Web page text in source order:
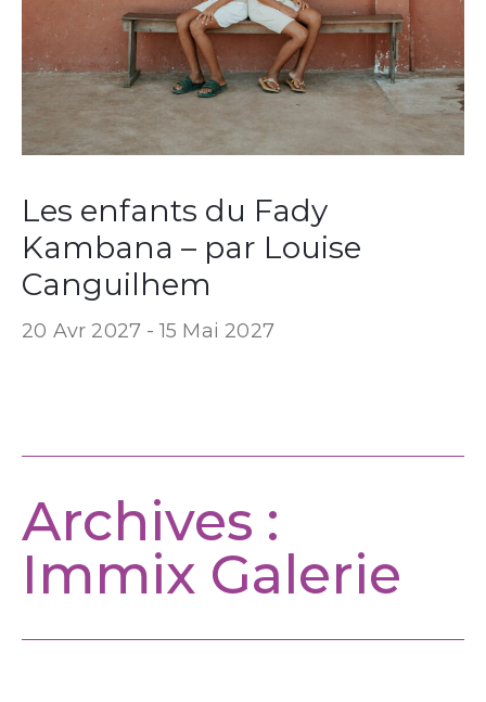
Les enfants du Fady
Kambana – par Louise
Canguilhem
20 Avr 2027 - 15 Mai 2027
Archives :
Immix Galerie